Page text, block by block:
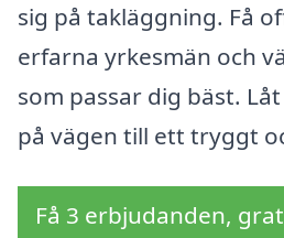
sig på takläggning. Få
erfarna yrkesmän och
som passar dig bäst.
på vägen till ett tryggt
Få 3 erbjudanden,